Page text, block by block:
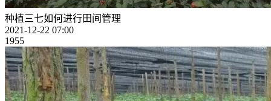
种植三七如何进行田间管理
2021-12-22 07:00
1955